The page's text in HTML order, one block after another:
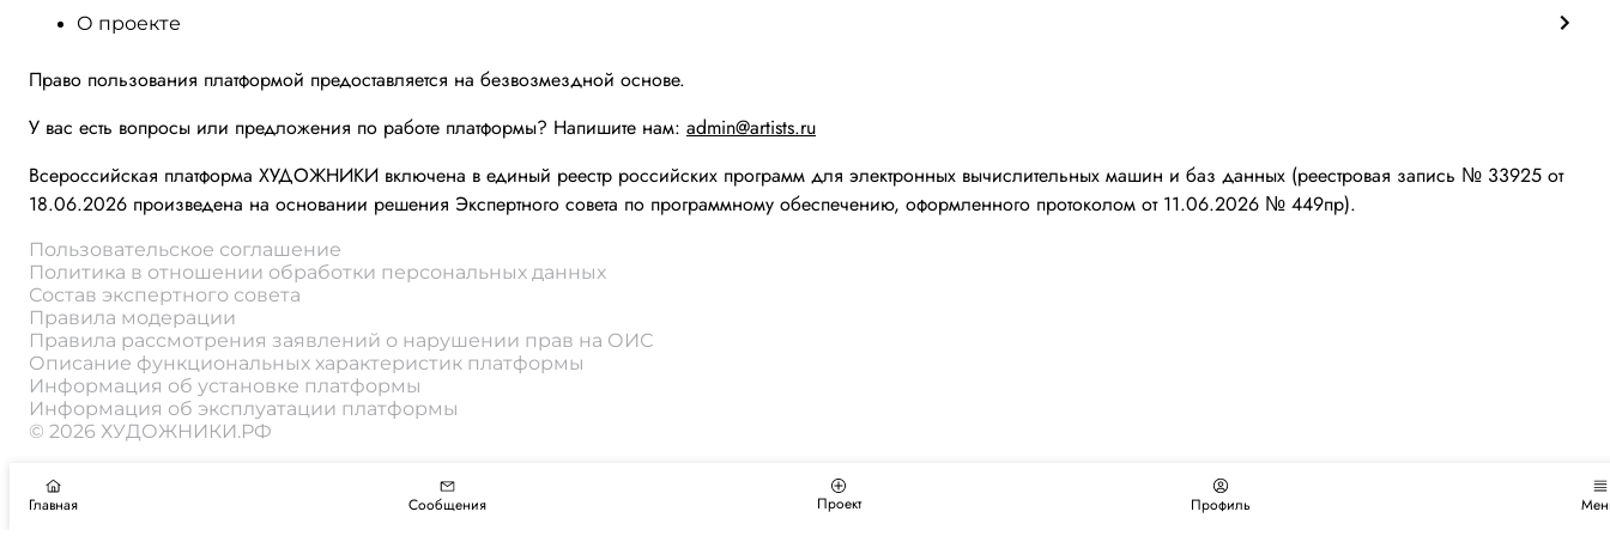
О проекте
Право пользования платформой предоставляется на безвозмездной основе.
У вас есть вопросы или предложения по работе платформы? Напишите нам: admin@artists.ru
Всероссийская платформа ХУДОЖНИКИ включена в единый реестр российских программ для электронных вычислительных машин и баз данных (реестровая запись № 33925 от
18.06.2026 произведена на основании решения Экспертного совета по программному обеспечению, оформленного протоколом от 11.06.2026 № 449пр).
Пользовательское соглашение
Политика в отношении обработки персональных данных
Состав экспертного совета
Правила модерации
Правила рассмотрения заявлений о нарушении прав на ОИС
Описание функциональных характеристик платформы
Информация об установке платформы
Информация об эксплуатации платформы
© 2026 ХУДОЖНИКИ.РФ
Главная Сообщения Проект Профиль